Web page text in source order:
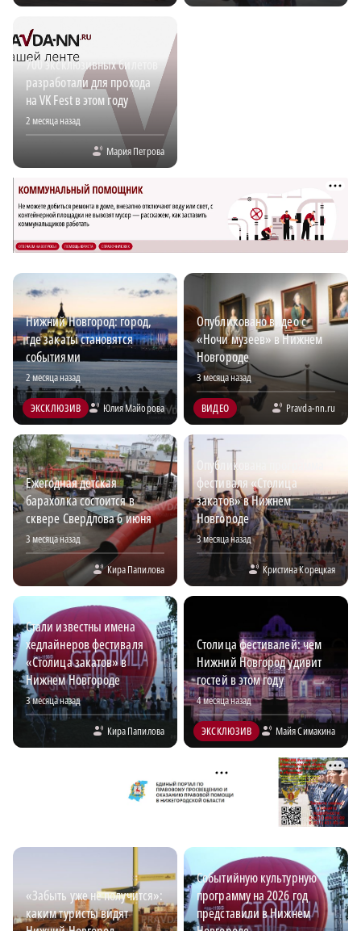
700 эксклюзивных билетов
разработали для прохода
на VK Fest в этом году
2 месяца назад
Мария Петрова
Нижний Новгород: город,
где закаты становятся
событиями
2 месяца назад
ЭКСКЛЮЗИВ Юлия Майорова
Опубликовано видео с
«Ночи музеев» в Нижнем
Новгороде
3 месяца назад
ВИДЕО Pravda-nn.ru
Ежегодная детская
барахолка состоится в
сквере Свердлова 6 июня
3 месяца назад
Кира Папилова
Опубликована программа
фестиваля «Столица
закатов» в Нижнем
Новгороде
3 месяца назад
Кристина Корецкая
Стали известны имена
хедлайнеров фестиваля
«Столица закатов» в
Нижнем Новгороде
3 месяца назад
Кира Папилова
Столица фестивалей: чем
Нижний Новгород удивит
гостей в этом году
4 месяца назад
ЭКСКЛЮЗИВ Майя Симакина
«Забыть уже не получится»:
каким туристы видят
Событийную культурную
программу на 2026 год
представили в Нижнем